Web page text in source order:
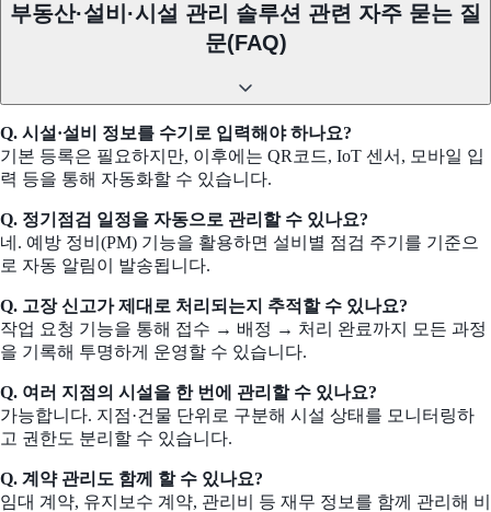
부동산·설비·시설 관리 솔루션 관련 자주 묻는 질
문(FAQ)
Q. 시설·설비 정보를 수기로 입력해야 하나요?
기본 등록은 필요하지만, 이후에는 QR코드, IoT 센서, 모바일 입
력 등을 통해 자동화할 수 있습니다.
Q. 정기점검 일정을 자동으로 관리할 수 있나요?
네. 예방 정비(PM) 기능을 활용하면 설비별 점검 주기를 기준으
로 자동 알림이 발송됩니다.
Q. 고장 신고가 제대로 처리되는지 추적할 수 있나요?
작업 요청 기능을 통해 접수 → 배정 → 처리 완료까지 모든 과정
을 기록해 투명하게 운영할 수 있습니다.
Q. 여러 지점의 시설을 한 번에 관리할 수 있나요?
가능합니다. 지점·건물 단위로 구분해 시설 상태를 모니터링하
고 권한도 분리할 수 있습니다.
Q. 계약 관리도 함께 할 수 있나요?
임대 계약, 유지보수 계약, 관리비 등 재무 정보를 함께 관리해 비